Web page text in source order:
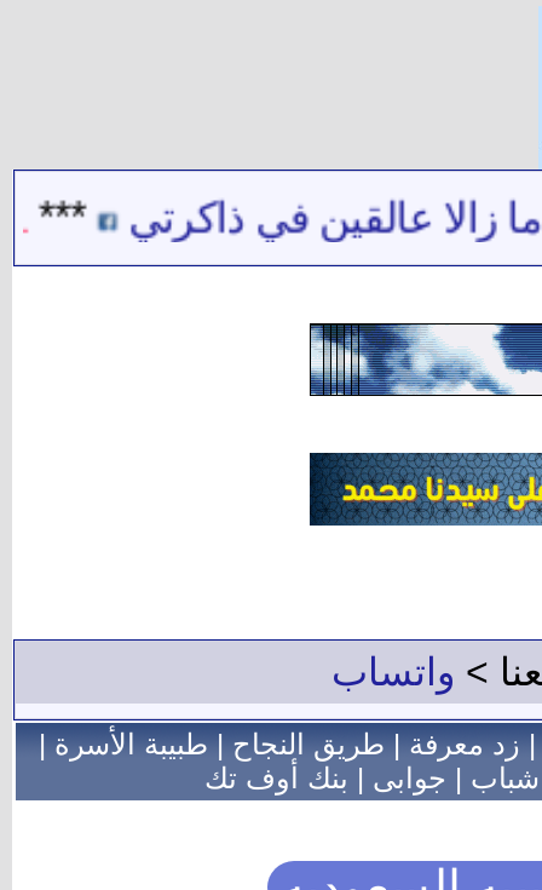
عالقين في ذاكرتي *** شيخ
> واتساب
زد معرفة|طريق النجاح|طبيبة الأسرة|
شباب | جوابى | بنك أوف تك